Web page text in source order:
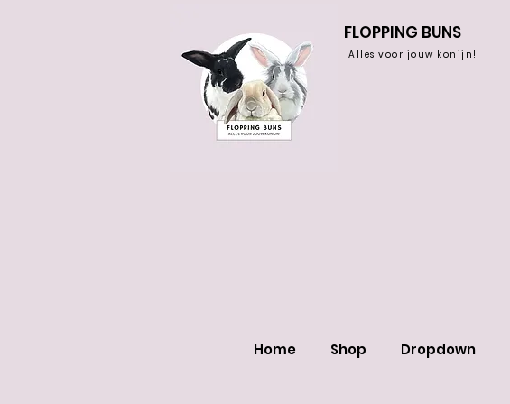
FLOPPING BUNS
Alles voor jouw konijn!
Home Shop Dropdown